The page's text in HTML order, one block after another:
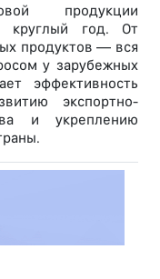
продукции
круглый год. От
продуктов — вся
у зарубежных
эффективность
экспортно-
и укреплению